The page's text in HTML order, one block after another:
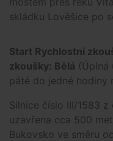
skládku Lověšice po
Start Rychlostní
zkoušky: Bělá (Úplná
páté do jedné hodiny
Silnice číslo III/1583
uzavřena cca 500
Bukovsko ve směru